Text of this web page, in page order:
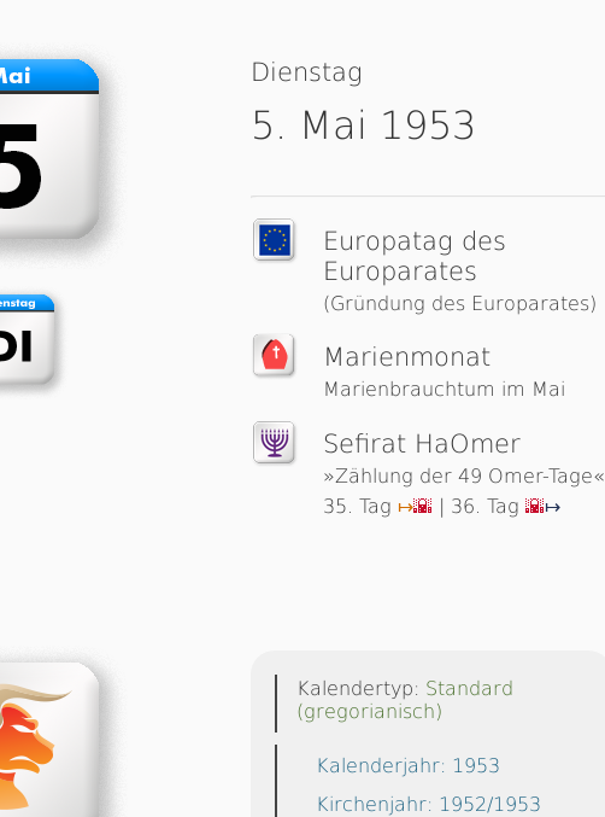
Dienstag
5. Mai 1953
Europatag des
Europarates
(Gründung des Europarates)
Marienmonat
Marienbrauchtum im Mai
Sefirat HaOmer
»Zählung der 49 Omer-Tage«
35. Tag ↦🌇 | 36. Tag 🌇↦
Kalendertyp: Standard
(gregorianisch)
Kalenderjahr: 1953
Kirchenjahr: 1952/1953